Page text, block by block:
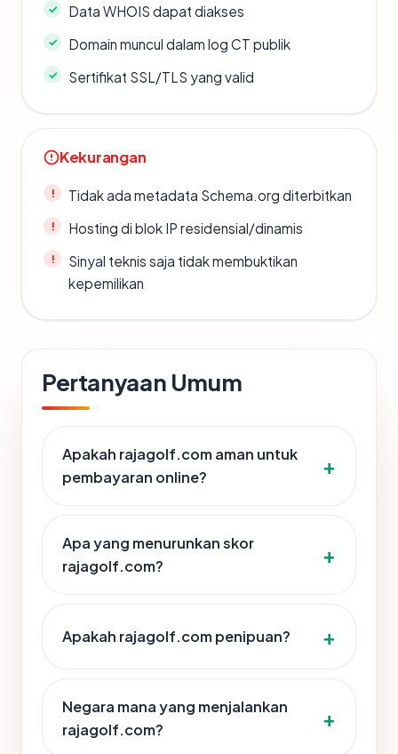
Data WHOIS dapat diakses
Domain muncul dalam log CT publik
Sertifikat SSL/TLS yang valid
Kekurangan
Tidak ada metadata Schema.org diterbitkan
Hosting di blok IP residensial/dinamis
Sinyal teknis saja tidak membuktikan
kepemilikan
Pertanyaan Umum
Apakah rajagolf.com aman untuk
pembayaran online?
Apa yang menurunkan skor
rajagolf.com?
Apakah rajagolf.com penipuan?
Negara mana yang menjalankan
rajagolf.com?